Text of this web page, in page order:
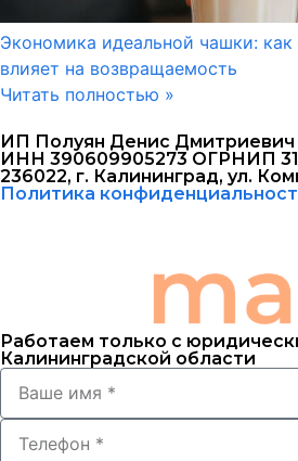
Экономика идеальной чашки:
влияет на возвращаемость
Читать полностью »
ИП Полуян Денис Дмитриевич
ИНН 390609905273 ОГРНИП
236022, г. Калининград, ул.
Политика
Работаем только с
Калининградской области